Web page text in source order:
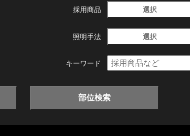
採用商品 選択
照明手法 選択
キーワード
部位検索